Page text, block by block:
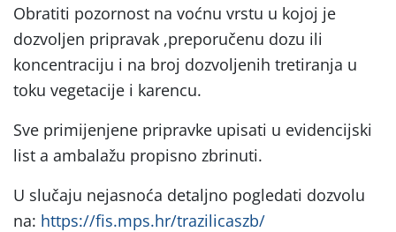
Obratiti pozornost na voćnu vrstu u kojoj je
dozvoljen pripravak ,preporučenu dozu ili
koncentraciju i na broj dozvoljenih tretiranja u
toku vegetacije i karencu.
Sve primijenjene pripravke upisati u evidencijski
list a ambalažu propisno zbrinuti.
U slučaju nejasnoća detaljno pogledati dozvolu
na: https://fis.mps.hr/trazilicaszb/